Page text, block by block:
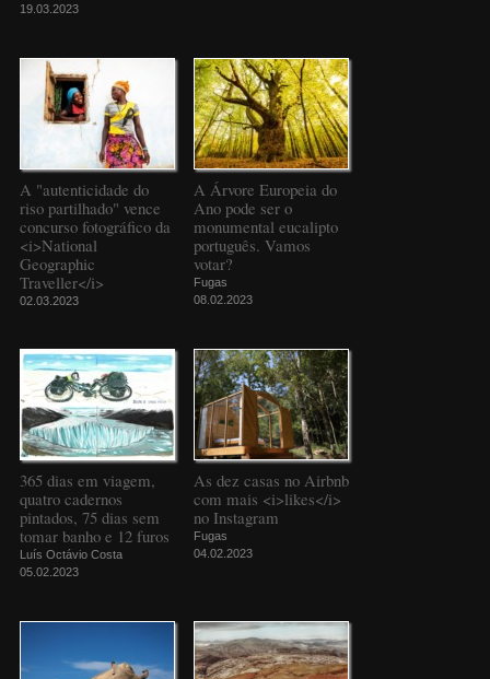
19.03.2023
A "autenticidade do
riso partilhado" vence
concurso fotográfico da
<i>National
Geographic
Traveller</i>
02.03.2023
A Árvore Europeia do
Ano pode ser o
monumental eucalipto
português. Vamos
votar?
Fugas
08.02.2023
365 dias em viagem,
quatro cadernos
pintados, 75 dias sem
tomar banho e 12 furos
Luís Octávio Costa
05.02.2023
As dez casas no Airbnb
com mais <i>likes</i>
no Instagram
Fugas
04.02.2023